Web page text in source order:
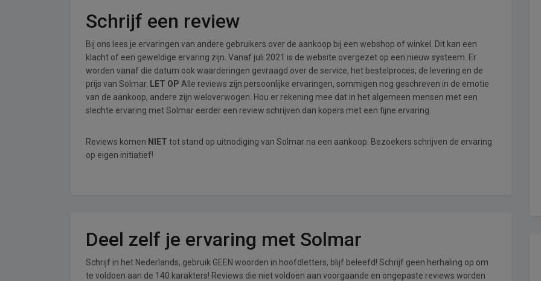
Schrijf een review
Bij ons lees je ervaringen van andere gebruikers over de aankoop bij een webshop of winkel. Dit kan een
klacht of een geweldige ervaring zijn. Vanaf juli 2021 is de website overgezet op een nieuw systeem. Er
worden vanaf die datum ook waarderingen gevraagd over de service, het bestelproces, de levering en de
prijs van Solmar. LET OP Alle reviews zijn persoonlijke ervaringen, sommigen nog geschreven in de emotie
van de aankoop, andere zijn weloverwogen. Hou er rekening mee dat in het algemeen mensen met een
slechte ervaring met Solmar eerder een review schrijven dan kopers met een fijne ervaring.
Reviews komen NIET tot stand op uitnodiging van Solmar na een aankoop. Bezoekers schrijven de ervaring
op eigen initiatief!
Deel zelf je ervaring met Solmar
Schrijf in het Nederlands, gebruik GEEN woorden in hoofdletters, blijf beleefd! Schrijf geen herhaling op om
te voldoen aan de 140 karakters! Reviews die niet voldoen aan voorgaande en ongepaste reviews worden